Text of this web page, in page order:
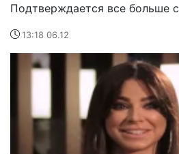
Подтверждается все больше
13:18 06.12